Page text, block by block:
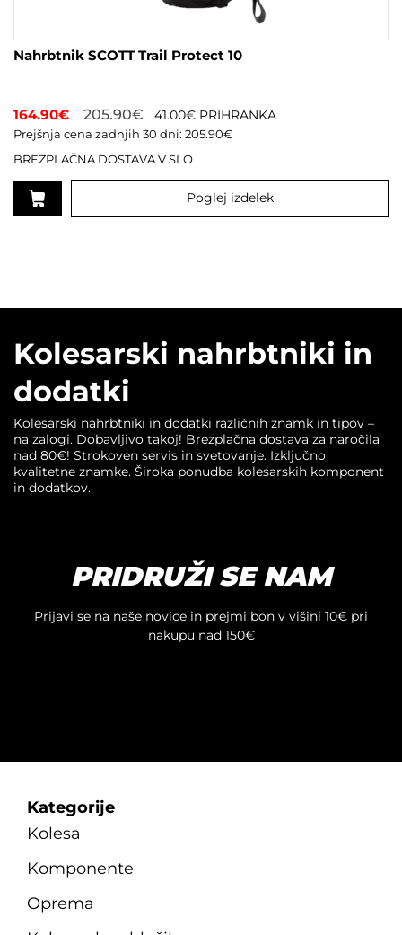
Nahrbtnik SCOTT Trail Protect 10
164.90€ 205.90€ 41.00€ PRIHRANKA
Prejšnja cena zadnjih 30 dni: 205.90€
BREZPLAČNA DOSTAVA V SLO
Poglej izdelek
Kolesarski nahrbtniki in
dodatki
Kolesarski nahrbtniki in dodatki različnih znamk in tipov –
na zalogi. Dobavljivo takoj! Brezplačna dostava za naročila
nad 80€! Strokoven servis in svetovanje. Izključno
kvalitetne znamke. Široka ponudba kolesarskih komponent
in dodatkov.
PRIDRUŽI SE NAM
Prijavi se na naše novice in prejmi bon v višini 10€ pri
nakupu nad 150€
Kategorije
Kolesa
Komponente
Oprema